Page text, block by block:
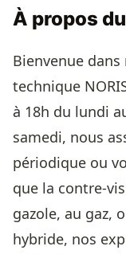
À propos
Bienvenue
technique
à 18h du lundi
samedi, nous
périodique ou
que la contre-
gazole, au gaz,
hybride, nos